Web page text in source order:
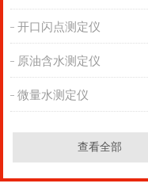
开口闪点测定仪
原油含水测定仪
微量水测定仪
查看全部